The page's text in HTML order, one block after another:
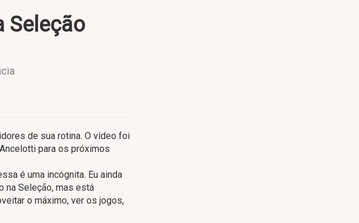
Seleção
de sua rotina. O vídeo foi
para os próximos
é uma incógnita. Eu ainda
na Seleção, mas está
o máximo, ver os jogos,